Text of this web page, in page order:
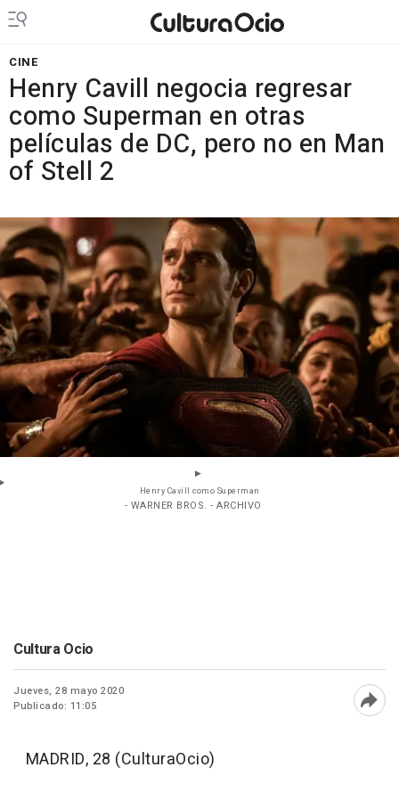
CINE
Henry Cavill negocia regresar
como Superman en otras
películas de DC, pero no en Man
of Stell 2
Henry Cavill como Superman
- WARNER BROS. - ARCHIVO
Cultura Ocio
Jueves, 28 mayo 2020
Publicado: 11:05
MADRID, 28 (CulturaOcio)